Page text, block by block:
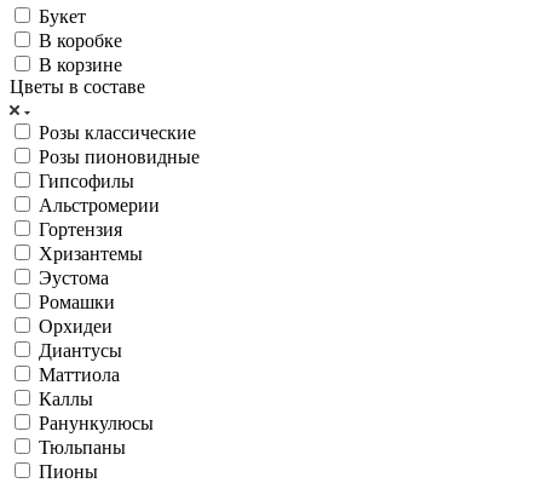
Букет
В коробке
В корзине
Цветы в составе
Розы классические
Розы пионовидные
Гипсофилы
Альстромерии
Гортензия
Хризантемы
Эустома
Ромашки
Орхидеи
Диантусы
Маттиола
Каллы
Ранункулюсы
Тюльпаны
Пионы